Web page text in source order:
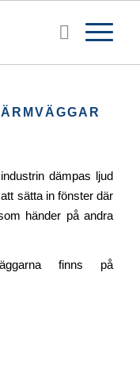
dämpas ljud
sätta in fönster där
händer på andra
finns på